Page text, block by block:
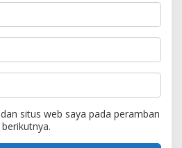
situs web saya pada peramban